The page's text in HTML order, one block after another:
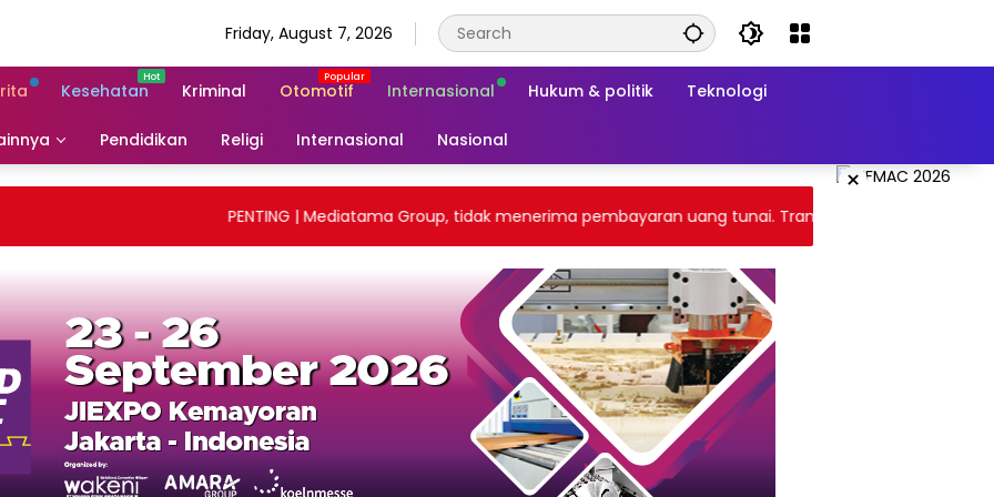
Friday, August 7, 2026
Kesehatan Kriminal Otomotif Internasional Hukum & politik Teknologi
Pendidikan Religi Internasional Nasional
×
PENTING | Mediatama Group, tidak menerima pembayaran uang tunai. Transaksi melalui gateway